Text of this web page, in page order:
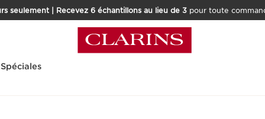
seulement | Recevez 6 échantillons au lieu de 3pour toute